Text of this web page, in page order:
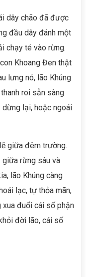
dây chão đã được
đầu dây đánh một
chạy té vào rừng.
Khoang Đen thật
lưng nó, lão Khúng
roi sẵn sàng
dừng lại, hoặc ngoái
giữa đêm trường.
giữa rừng sâu và
lão Khúng càng
lạc, tự thỏa mãn,
đuổi cái số phận
đời lão, cái số